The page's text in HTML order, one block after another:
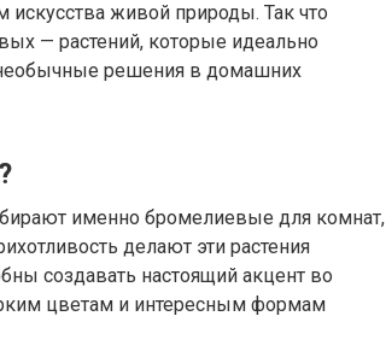
искусства живой природы. Так что
— растений, которые идеально
решения в домашних
именно бромелиевые для комнат,
делают эти растения
создавать настоящий акцент во
цветам и интересным формам